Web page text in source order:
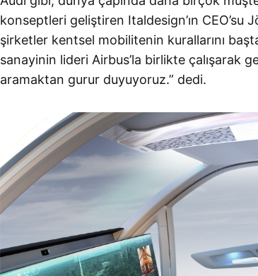
konseptleri geliştiren Italdesign’ın CEO’su
şirketler kentsel mobilitenin kurallarını
sanayinin lideri Airbus’la birlikte çalışarak
aramaktan gurur duyuyoruz.” dedi.